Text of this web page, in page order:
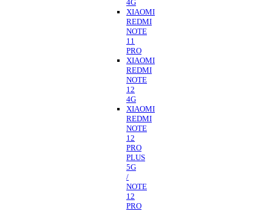
4G
XIAOMI
REDMI
NOTE
11
PRO
XIAOMI
REDMI
NOTE
12
4G
XIAOMI
REDMI
NOTE
12
PRO
PLUS
5G
/
NOTE
12
PRO